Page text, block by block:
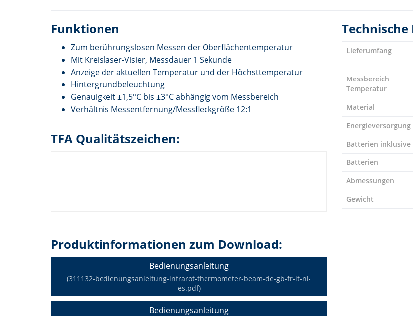
Funktionen
Zum berührungslosen Messen der Oberflächentemperatur
Mit Kreislaser-Visier, Messdauer 1 Sekunde
Anzeige der aktuellen Temperatur und der Höchsttemperatur
Hintergrundbeleuchtung
Genauigkeit ±1,5°C bis ±3°C abhängig vom Messbereich
Verhältnis Messentfernung/Messfleckgröße 12:1
TFA Qualitätszeichen:
Produktinformationen zum Download:
Bedienungsanleitung
(311132-bedienungsanleitung-infrarot-thermometer-beam-de-gb-fr-it-nl-
es.pdf)
Bedienungsanleitung
Technische
Lieferumfang
Messbereich
Temperatur
Material
Energieversorgung
Batterien inklusive
Batterien
Abmessungen
Gewicht